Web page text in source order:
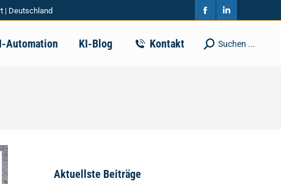
| Deutschland
Facebook
page
Linkedin
page
Automation KI-Blog Kontakt Search:
Suchen ...
Aktuellste Beiträge
in
new
in